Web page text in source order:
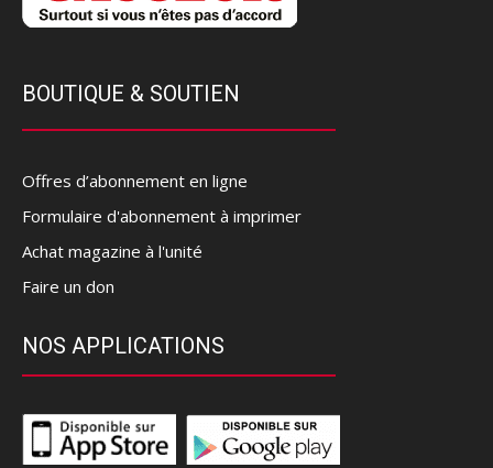
BOUTIQUE & SOUTIEN
Offres d’abonnement en ligne
Formulaire d'abonnement à imprimer
Achat magazine à l'unité
Faire un don
NOS APPLICATIONS